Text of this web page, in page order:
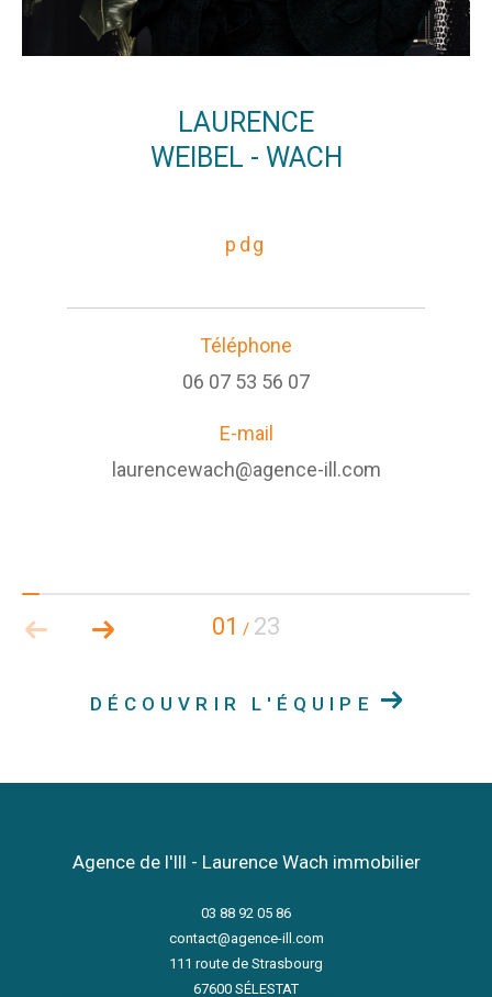
LAURENCE
WEIBEL - WACH
pdg
Téléphone
06 07 53 56 07
E-mail
laurencewach@agence-ill.com
01 / 23
DÉCOUVRIR L'ÉQUIPE
Agence de l'Ill - Laurence Wach immobilier
03 88 92 05 86
contact@agence-ill.com
111 route de Strasbourg
67600
SÉLESTAT